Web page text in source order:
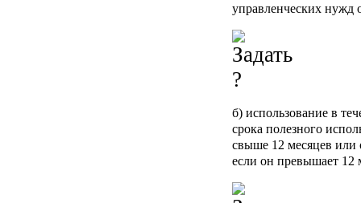
управленческих нужд
б) использование в
срока полезного
свыше 12 месяцев или
если он превышает 12